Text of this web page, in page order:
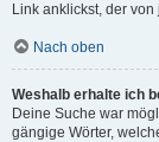
Link anklickst, der
Nach oben
Weshalb erhalte ich
Deine Suche war
gängige Wörter,